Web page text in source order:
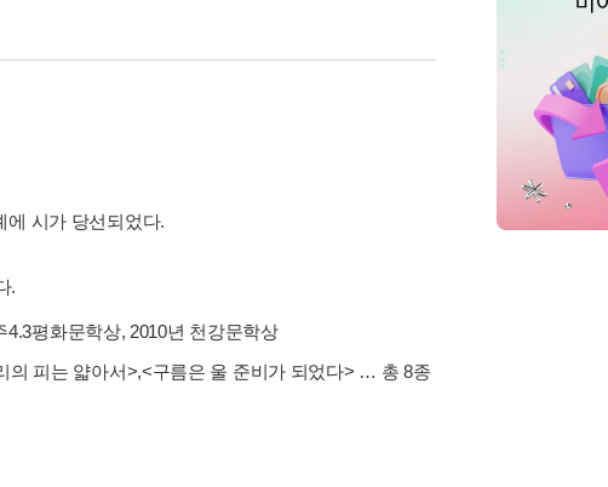
에 시가 당선되었다.
.
4.3평화문학상, 2010년 천강문학상
의 피는 얇아서>,<구름은 울 준비가 되었다> … 총 8종